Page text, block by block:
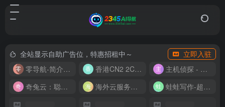
全站显示自助广告位，特惠招租中～
立即入驻
零导航-简介实用的网址导航
香港CN2 2C2G20M 9.9/月
主机侦探 - 少花钱，用好云
奇兔云：聪明人的“省”钱计划！
海外云服务器全网最低价 蛙蛙写作-超级AI智能写作助手